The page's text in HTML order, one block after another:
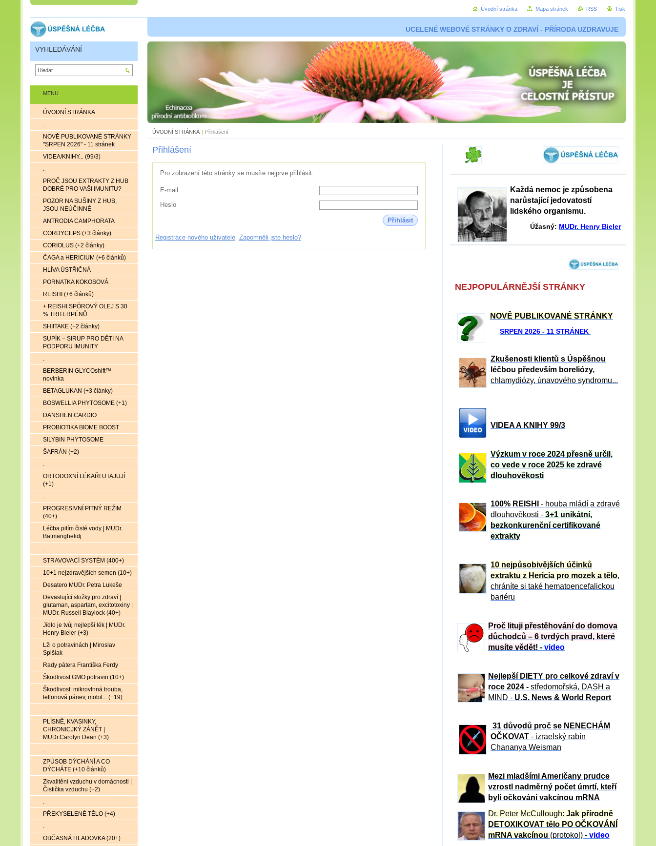
UCELENÉ WEBOVÉ STRÁNKY O ZDRAVÍ - PŘÍRODA UZDRAVUJE
ÚVODNÍ STRÁNKA | Přihlášení
Přihlášení
Pro zobrazení této stránky se musíte nejprve přihlásit.
E-mail
Heslo
Přihlásit
Registrace nového uživatele Zapomněli jste heslo?
Každá nemoc je způsobena
narůstající jedovatostí
lidského organismu.
Úžasný: MUDr. Henry Bieler
NEJPOPULÁRNĚJŠÍ STRÁNKY
NOVĚ PUBLIKOVANÉ STRÁNKY
SRPEN 2026 - 11 STRÁNEK
Zkušenosti klientů s Úspěšnou
léčbou především boreliózy,
chlamydiózy, únavového syndromu...
VIDEA A KNIHY 99/3
Výzkum v roce 2024 přesně určil,
co vede v roce 2025 ke zdravé
dlouhověkosti
100% REISHI
- houba mládí a zdravé
dlouhověkosti - 3+1 unikátní,
bezkonkurenční certifikované
extrakty
10 nejpůsobivějších účinků
extraktu z Hericia pro mozek a tělo,
chráníte si také hematoencefalickou
bariéru
Proč lituji přestěhování do domova
důchodců – 6 tvrdých pravd, které
musíte vědět! - video
Nejlepší DIETY pro celkové zdraví v
roce 2024 - středomořská, DASH a
MIND - U.S. News & World Report
31 důvod ů proč se NENECHÁM
OČKOVAT - izraelský rabín
Chananya Weisman
Mezi mladšími Američany prudce
vzrostl nadměrný počet úmrtí, kteří
byli očkováni vakcínou mRNA
Dr. Peter McCullough: Jak přírodně
DETOXIKOVAT tělo PO OČKOVÁNÍ
mRNA vakcínou (protokol) - video
MENU
ÚVODNÍ STRÁNKA
.
NOVĚ PUBLIKOVANÉ STRÁNKY
"SRPEN 2026" - 11 stránek
VIDEA/KNIHY... (99/3)
.
PROČ JSOU EXTRAKTY Z HUB
DOBRÉ PRO VAŠI IMUNITU?
POZOR NA SUŠINY Z HUB,
JSOU NEÚČINNÉ
ANTRODIA CAMPHORATA
CORDYCEPS (+3 články)
CORIOLUS (+2 články)
ČAGA a HERICIUM (+6 článků)
HLÍVA ÚSTŘIČNÁ
PORNATKA KOKOSOVÁ
REISHI (+6 článků)
+ REISHI SPÓROVÝ OLEJ S 30
% TRITERPÉNŮ
SHIITAKE (+2 články)
SUPÍK – SIRUP PRO DĚTI NA
PODPORU IMUNITY
.
BERBERIN GLYCOshift™ -
novinka
BETAGLUKAN (+3 články)
BOSWELLIA PHYTOSOME (+1)
DANSHEN CARDIO
PROBIOTIKA BIOME BOOST
SILYBIN PHYTOSOME
ŠAFRÁN (+2)
.
ORTODOXNÍ LÉKAŘI UTAJUJÍ
(+1)
.
PROGRESIVNÍ PITNÝ REŽIM
(40+)
Léčba pitím čisté vody | MUDr.
Batmanghelidj
.
STRAVOVACÍ SYSTÉM (400+)
10+1 nejzdravějších semen (10+)
Desatero MUDr. Petra Lukeše
Devastující složky pro zdraví |
glutaman, aspartam, excitotoxiny |
MUDr. Russell Blaylock (40+)
Jídlo je tvůj nejlepší lék | MUDr.
Henry Bieler (+3)
Lži o potravinách | Miroslav
Spišiak
Rady pátera Františka Ferdy
Škodlivost GMO potravin (10+)
Škodlivost: mikrovlnná trouba,
teflonová pánev, mobil... (+19)
.
PLÍSNĚ, KVASINKY,
CHRONICJKÝ ZÁNĚT |
MUDr.Carolyn Dean (+3)
.
ZPŮSOB DÝCHÁNÍ A CO
DÝCHÁTE (+10 článků)
Zkvalitění vzduchu v domácnosti |
Čistička vzduchu (+2)
.
PŘEKYSELENÉ TĚLO (+4)
.
OBČASNÁ HLADOVKA (20+)
VYHLEDÁVÁNÍ
Úvodní stránka Mapa stránek RSS Tisk